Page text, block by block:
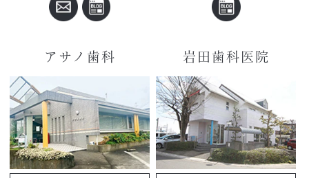
アサノ歯科 岩田歯科医院